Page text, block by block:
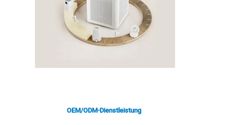
OEM/ODM-Dienstleistung